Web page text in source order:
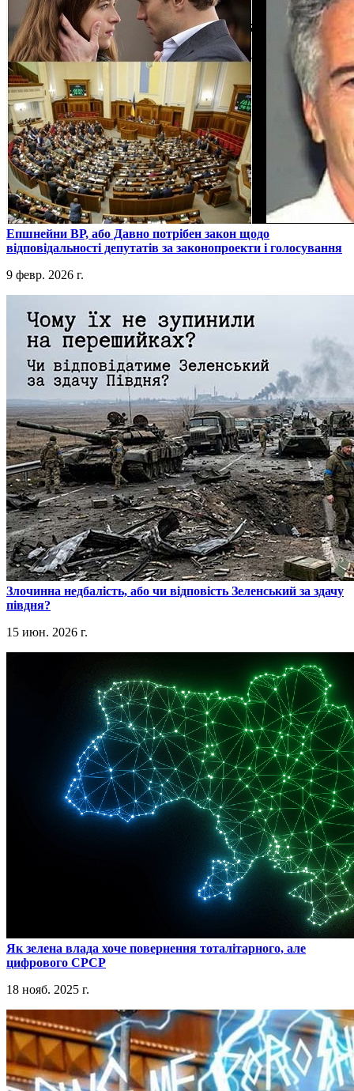
​Епшнейни ВР, або Давно потрібен закон щодо
відповідальності депутатів за законопроекти і голосування
9 февр. 2026 г.
​Злочинна недбалість, або чи відповість Зеленський за здачу
півдня?
15 июн. 2026 г.
​Як зелена влада хоче повернення тоталітарного, але
цифрового СРСР
18 нояб. 2025 г.